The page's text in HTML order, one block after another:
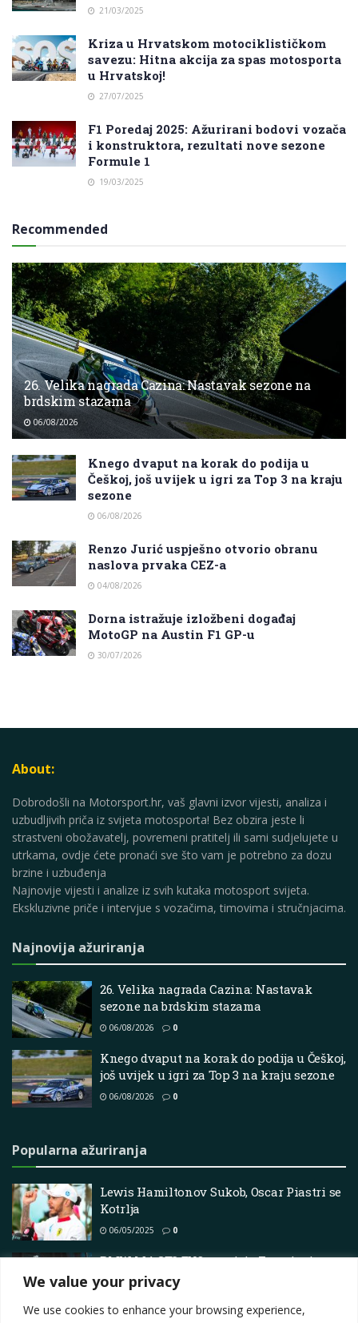
We value your privacy
We use cookies to enhance your browsing experience,
21/03/2025
Kriza u Hrvatskom motociklističkom
savezu: Hitna akcija za spas motosporta
u Hrvatskoj!
27/07/2025
F1 Poredaj 2025: Ažurirani bodovi vozača
i konstruktora, rezultati nove sezone
Formule 1
19/03/2025
Recommended
26. Velika nagrada Cazina: Nastavak sezone na
brdskim stazama
06/08/2026
Knego dvaput na korak do podija u
Češkoj, još uvijek u igri za Top 3 na kraju
sezone
06/08/2026
Renzo Jurić uspješno otvorio obranu
naslova prvaka CEZ-a
04/08/2026
Dorna istražuje izložbeni događaj
MotoGP na Austin F1 GP-u
30/07/2026
About:
Dobrodošli na Motorsport.hr, vaš glavni izvor vijesti, analiza i
uzbudljivih priča iz svijeta motosporta! Bez obzira jeste li
strastveni obožavatelj, povremeni pratitelj ili sami sudjelujete u
utrkama, ovdje ćete pronaći sve što vam je potrebno za dozu
brzine i uzbuđenja
Najnovije vijesti i analize iz svih kutaka motosport svijeta.
Ekskluzivne priče i intervjue s vozačima, timovima i stručnjacima.
Najnovija ažuriranja
26. Velika nagrada Cazina: Nastavak
sezone na brdskim stazama
06/08/2026 0
Knego dvaput na korak do podija u Češkoj,
još uvijek u igri za Top 3 na kraju sezone
06/08/2026 0
Popularna ažuriranja
Lewis Hamiltonov Sukob, Oscar Piastri se
Kotrlja
06/05/2025 0
BMW M4 GT3 EVO osvajaju Fortnite i
Rocket League.